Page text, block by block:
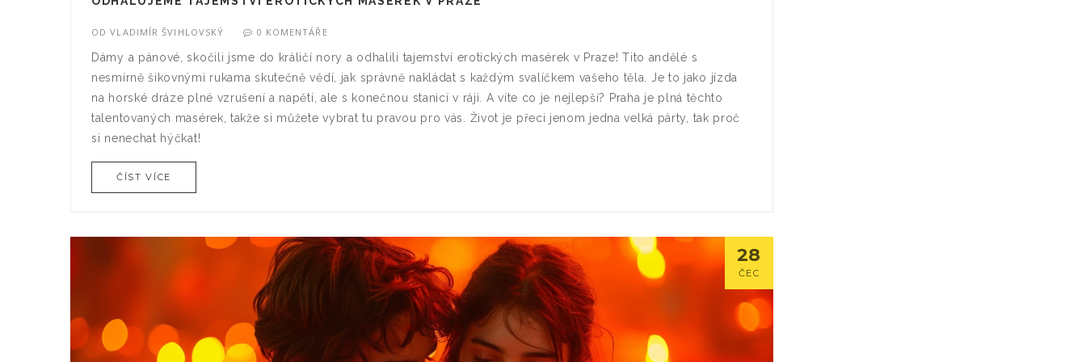
ODVLADIMÍR ŠVIHLOVSKÝ 0 KOMENTÁŘE
Dámy a pánové, skočili jsme do králičí nory a odhalili tajemství erotických masérek v Praze! Tito andělé s
nesmírně šikovnými rukama skutečně vědí, jak správně nakládat s každým svalíčkem vašeho těla. Je to jako jízda
na horské dráze plné vzrušení a napětí, ale s konečnou stanicí v ráji. A víte co je nejlepší? Praha je plná těchto
talentovaných masérek, takže si můžete vybrat tu pravou pro vás. Život je přeci jenom jedna velká párty, tak proč
si nenechat hýčkat!
ČÍST VÍCE
28
ČEC